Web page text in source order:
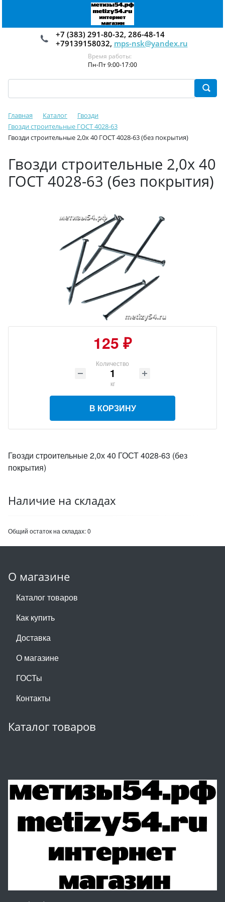
+7 (383) 291-80-32, 286-48-14
+79139158032, mps-nsk@yandex.ru
Время работы:
Пн-Пт 9:00-17:00
Главная Каталог
Гвозди
Гвозди строительные ГОСТ 4028-63
Гвозди строительные 2,0х 40 ГОСТ 4028-63 (без покрытия)
Гвозди строительные 2,0х 40
ГОСТ 4028-63 (без покрытия)
125 ₽
Количество
кг
В КОРЗИНУ
Гвозди строительные 2,0х 40 ГОСТ 4028-63 (без
покрытия)
Наличие на складах
Общий остаток на складах:0
О магазине
Каталог товаров
Как купить
Доставка
О магазине
ГОСТы
Контакты
Каталог товаров